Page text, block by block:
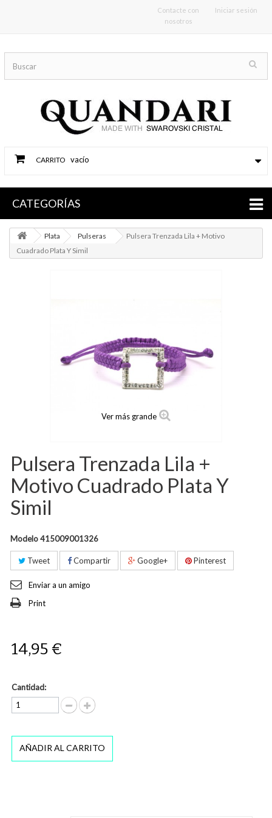
Iniciar sesión
Contacte con
nosotros
CARRITO vacío
CATEGORÍAS
Plata Pulseras
Pulsera Trenzada Lila + Motivo
Cuadrado Plata Y Simil
Ver más grande
Pulsera Trenzada Lila +
Motivo Cuadrado Plata Y
Simil
Modelo415009001326
Tweet Compartir Google+ Pinterest
Enviar a un amigo
Print
14,95 €
Cantidad:
AÑADIR AL CARRITO